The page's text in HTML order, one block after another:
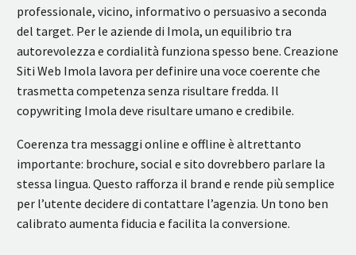
professionale, vicino, informativo o persuasivo a seconda
del target. Per le aziende di Imola, un equilibrio tra
autorevolezza e cordialità funziona spesso bene. Creazione
Siti Web Imola lavora per definire una voce coerente che
trasmetta competenza senza risultare fredda. Il
copywriting Imola deve risultare umano e credibile.
Coerenza tra messaggi online e offline è altrettanto
importante: brochure, social e sito dovrebbero parlare la
stessa lingua. Questo rafforza il brand e rende più semplice
per l’utente decidere di contattare l’agenzia. Un tono ben
calibrato aumenta fiducia e facilita la conversione.